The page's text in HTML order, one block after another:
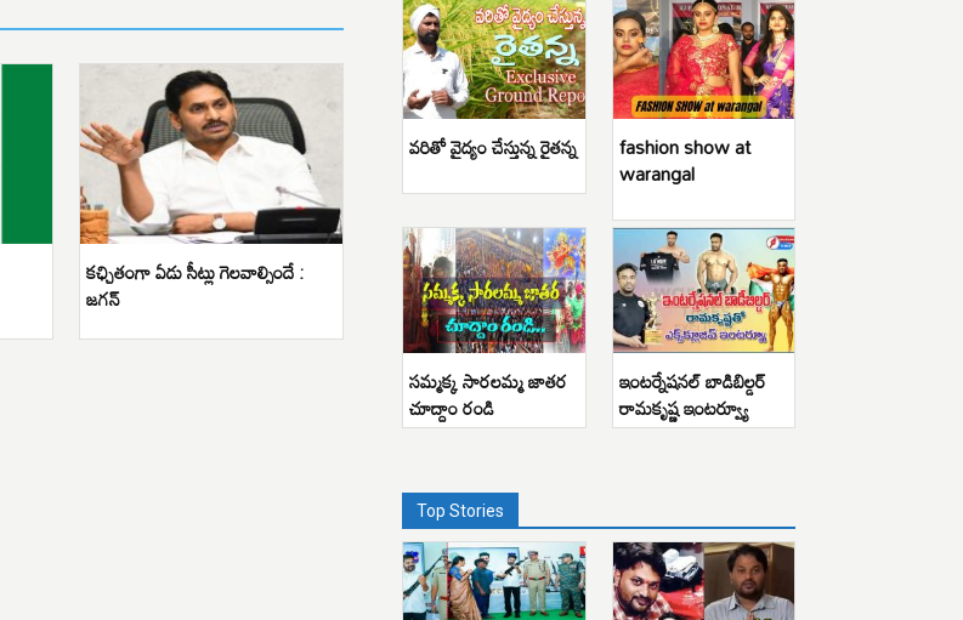
కఛ్చితంగా ఏడు సీట్లు గెలవాల్సిందే :
జగన్
వరితో వైద్యం చేస్తున్న రైతన్న fashion show at
warangal
సమ్మక్క సారలమ్మ జాతర
చూద్దాం రండి
ఇంటర్నేషనల్ బాడిబిల్డర్
రామకృష్ణ ఇంటర్వ్యూ
Top Stories